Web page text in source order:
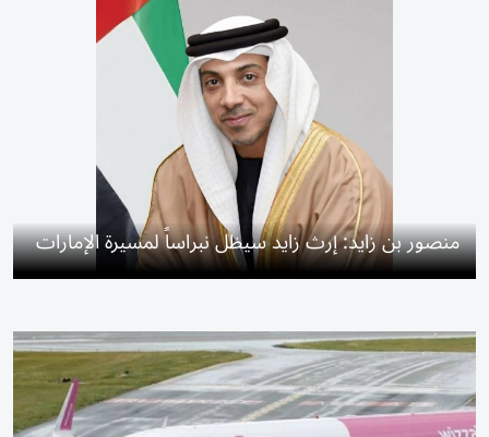
منصور بن زايد: إرث زايد سيظل نبراساً لمسيرة الإمارات